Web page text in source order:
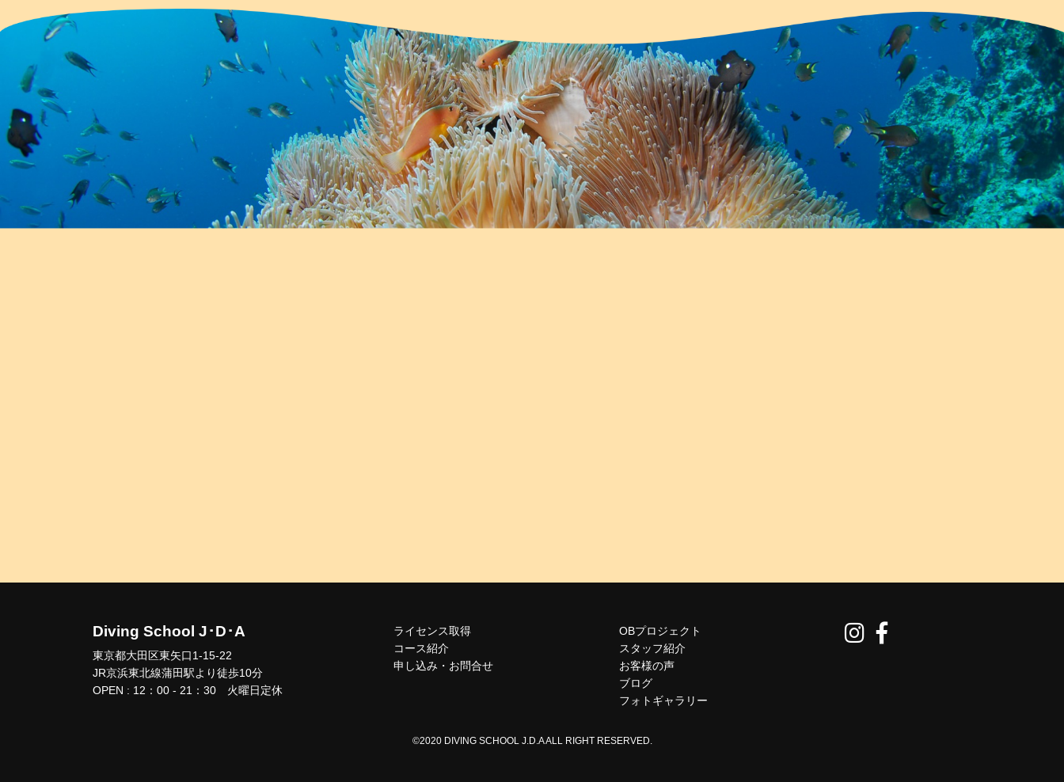
Diving School J･D･A
東京都大田区東矢口1-15-22
JR京浜東北線蒲田駅より徒歩10分
OPEN : 12：00 - 21：30 火曜日定休
ライセンス取得
コース紹介
申し込み・お問合せ
OBプロジェクト
スタッフ紹介
お客様の声
ブログ
フォトギャラリー
©2020 DIVING SCHOOL J.D.A ALL RIGHT RESERVED.